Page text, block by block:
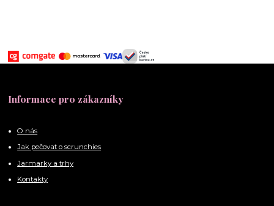
Informace pro zákazníky
O nás
Jak pečovat o scrunchies
Jarmarky a trhy
Kontakty